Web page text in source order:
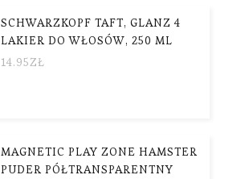
SCHWARZKOPF TAFT, GLANZ 4
LAKIER DO WŁOSÓW, 250 ML
14.95ZŁ
MAGNETIC PLAY ZONE HAMSTER
PUDER PÓŁTRANSPARENTNY